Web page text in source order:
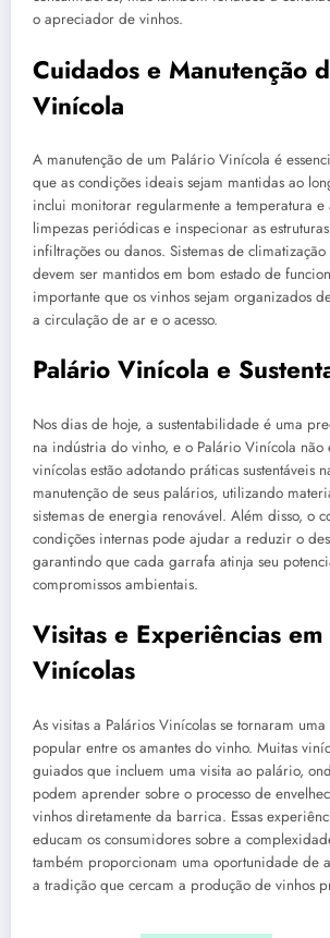
o apreciador de vinhos.
Cuidados e Manutenção
Vinícola
A manutenção de um Palário Vinícola é
que as condições ideais sejam mantidas ao
inclui monitorar regularmente a temperatura
limpezas periódicas e inspecionar as
infiltrações ou danos. Sistemas de
devem ser mantidos em bom estado de
importante que os vinhos sejam organizados
a circulação de ar e o acesso.
Palário Vinícola e
Nos dias de hoje, a sustentabilidade é uma
na indústria do vinho, e o Palário Vinícola não
vinícolas estão adotando práticas sustentáveis
manutenção de seus palários, utilizando
sistemas de energia renovável. Além disso, o
condições internas pode ajudar a reduzir o
garantindo que cada garrafa atinja seu
compromissos ambientais.
Visitas e Experiências em
Vinícolas
As visitas a Palários Vinícolas se tornaram
popular entre os amantes do vinho. Muitas
guiados que incluem uma visita ao palário,
podem aprender sobre o processo de
vinhos diretamente da barrica. Essas
educam os consumidores sobre a
também proporcionam uma oportunidade de
a tradição que cercam a produção de vinhos